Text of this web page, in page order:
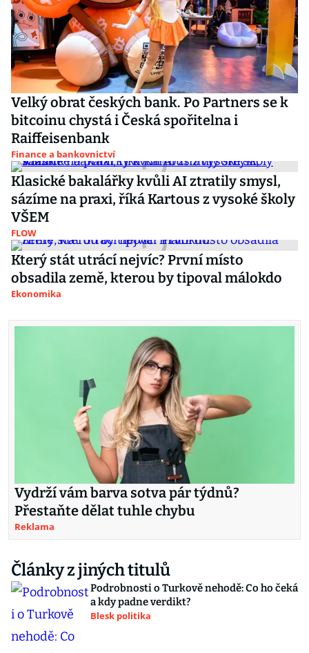
Velký obrat českých bank. Po Partners se k
bitcoinu chystá i Česká spořitelna i
Raiffeisenbank
Finance a bankovnictví
Klasické bakalářky kvůli AI ztratily smysl,
sázíme na praxi, říká Kartous z vysoké školy
VŠEM
FLOW
Který stát utrácí nejvíc? První místo
obsadila země, kterou by tipoval málokdo
Ekonomika
Vydrží vám barva sotva pár týdnů?
Přestaňte dělat tuhle chybu
Reklama
Články z jiných titulů
Podrobnosti o Turkově nehodě: Co ho čeká
a kdy padne verdikt?
Blesk politika